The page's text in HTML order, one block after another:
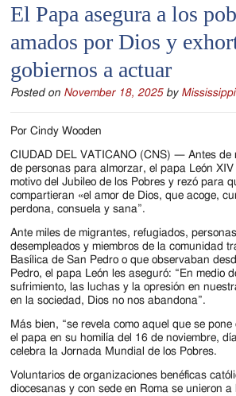
Serving
Catholics
of
the
Diocese
of
Jackson
Since
1954
El Papa asegura a los
amados por Dios y
gobiernos a actuar
Posted on November 18, 2025 by
Por Cindy Wooden
CIUDAD DEL VATICANO (CNS) — Antes de
de personas para almorzar, el papa León
motivo del Jubileo de los Pobres y rezó para
compartieran «el amor de Dios, que acoge,
perdona, consuela y sana”.
Ante miles de migrantes, refugiados,
desempleados y miembros de la comunidad
Basílica de San Pedro o que observaban
Pedro, el papa León les aseguró: “En medio
sufrimiento, las luchas y la opresión en
en la sociedad, Dios no nos abandona”.
Más bien, “se revela como aquel que se
el papa en su homilía del 16 de noviembre,
celebra la Jornada Mundial de los Pobres.
Voluntarios de organizaciones benéficas
diocesanas y con sede en Roma se unieron